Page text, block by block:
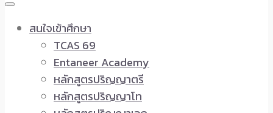
สนใจเข้าศึกษา
TCAS 69
Entaneer Academy
หลักสูตรปริญญาตรี
หลักสูตรปริญญาโท